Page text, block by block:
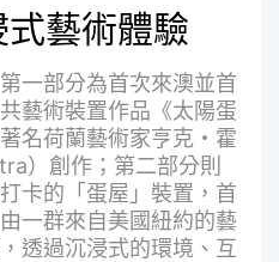
藝術體驗
一部分為首次來澳並首
藝術裝置作品《太陽蛋
名荷蘭藝術家亨克・霍
）創作；第二部分則
卡的「蛋屋」裝置，首
一群來自美國紐約的藝
透過沉浸式的環境、互